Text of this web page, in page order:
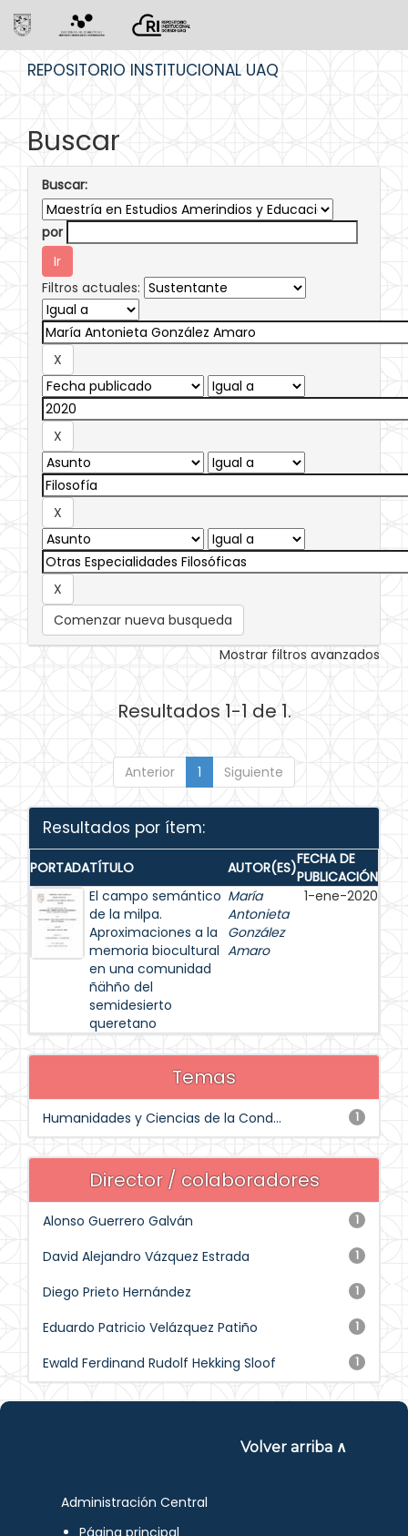
REPOSITORIO INSTITUCIONAL UAQ
Buscar
Buscar:
por
Filtros actuales:
Comenzar nueva busqueda
Mostrar filtros avanzados
Resultados 1-1 de 1.
Anterior 1 Siguiente
Resultados por ítem:
PORTADATÍTULO AUTOR(ES)FECHA DE
PUBLICACIÓN
El campo semántico
de la milpa.
Aproximaciones a la
memoria biocultural
en una comunidad
ñähño del
semidesierto
queretano
María
Antonieta
González
Amaro
1-ene-2020
Temas
1
Humanidades y Ciencias de la Cond...
Director / colaboradores
1
Alonso Guerrero Galván
1
David Alejandro Vázquez Estrada
1
Diego Prieto Hernández
1
Eduardo Patricio Velázquez Patiño
1
Ewald Ferdinand Rudolf Hekking Sloof
Volver arriba ∧
Administración Central
Página principal